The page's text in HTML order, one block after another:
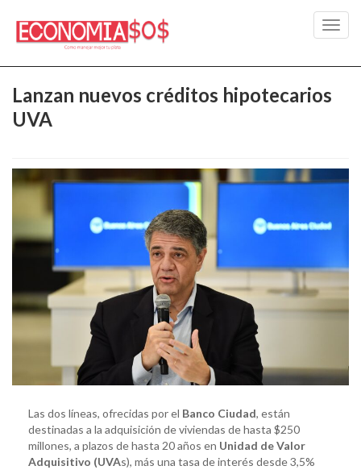
Lanzan nuevos créditos hipotecarios
UVA
Las dos líneas, ofrecidas por el Banco Ciudad, están
destinadas a la adquisición de viviendas de hasta $250
millones, a plazos de hasta 20 años en Unidad de Valor
Adquisitivo (UVAs), más una tasa de interés desde 3,5%